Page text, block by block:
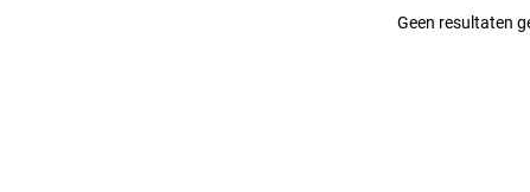
Geen resultaten